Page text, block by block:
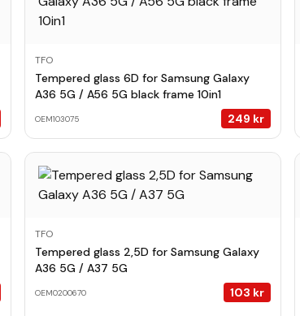
TFO
Tempered glass 6D for Samsung Galaxy
A36 5G / A56 5G black frame 10in1
OEM103075 249 kr
TFO
Tempered glass 2,5D for Samsung Galaxy
A36 5G / A37 5G
OEM0200670 103 kr